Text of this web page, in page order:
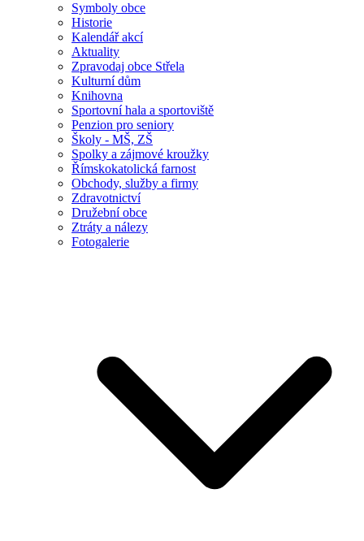
Symboly obce
Historie
Kalendář akcí
Aktuality
Zpravodaj obce Střela
Kulturní dům
Knihovna
Sportovní hala a sportoviště
Penzion pro seniory
Školy - MŠ, ZŠ
Spolky a zájmové kroužky
Římskokatolická farnost
Obchody, služby a firmy
Zdravotnictví
Družební obce
Ztráty a nálezy
Fotogalerie